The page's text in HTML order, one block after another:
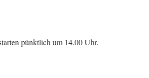
pünktlich um 14.00 Uhr.